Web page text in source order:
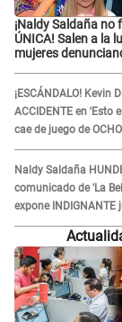
¡Naldy Saldaña no
ÚNICA! Salen a la
mujeres
director
¡ESCÁNDALO! Kevin
ACCIDENTE en 'Esto
cae de juego de
altura: "La colchoneta
Naldy Saldaña
comunicado de 'La
expone INDIGNANTE
DEFENDER a director:
tenido algo..."